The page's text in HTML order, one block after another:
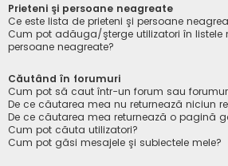
Prieteni şi persoane neagreate
Ce este lista de prieteni şi persoane
Cum pot adăuga/şterge utilizatori în listele
persoane neagreate?
Căutând în forumuri
Cum pot să caut într-un forum sau
De ce căutarea mea nu returnează niciun
De ce căutarea mea returnează o pagină
Cum pot căuta utilizatori?
Cum pot găsi mesajele şi subiectele mele?